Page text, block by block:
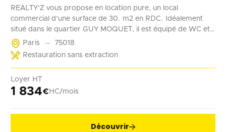
REALTY'Z vous propose en location pure, un local
commercial d'une surface de 30. m2 en RDC. Idéalement
situé dans le quartier GUY MOQUET, il est équipé de WC et
d'un point d'eau. Il convient parfaitement à une activité de
coffee shop, barber, alimentation ...
Paris
75018
Restauration sans extraction
Loyer HT
1 834€ HC/mois
Découvrir